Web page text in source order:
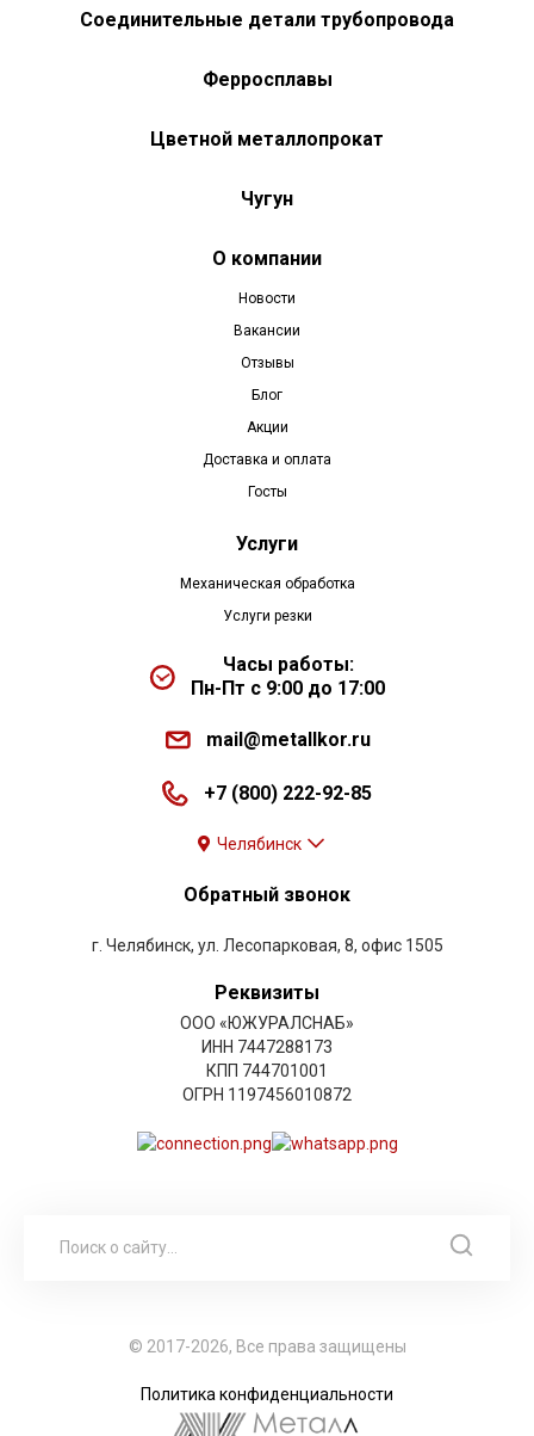
Соединительные детали трубопровода
Ферросплавы
Цветной металлопрокат
Чугун
О компании
Новости
Вакансии
Отзывы
Блог
Акции
Доставка и оплата
Госты
Услуги
Механическая обработка
Услуги резки
Часы работы:
Пн-Пт с 9:00 до 17:00
mail@metallkor.ru
+7 (800) 222-92-85
Челябинск
Обратный звонок
г. Челябинск, ул. Лесопарковая, 8, офис 1505
Реквизиты
ООО «ЮЖУРАЛСНАБ»
ИНН 7447288173
КПП 744701001
ОГРН 1197456010872
© 2017-2026, Все права защищены
Политика конфиденциальности